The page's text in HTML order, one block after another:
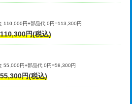
）
㎝まで）
10㎝超え）
で）
デッキ
付・デッキ
16,500円+材料費
110,000円+部品代 0円=113,300円
円(税込)
55,000円+部品代 0円=58,300円
円(税込)